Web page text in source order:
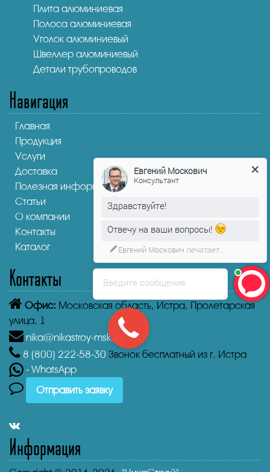
Плита алюминиевая
Полоса алюминиевая
Уголок алюминиевый
Швеллер алюминиевый
Детали трубопроводов
Навигация
Главная
Продукция
Услуги
Доставка
Полезная информация
Статьи
О компании
Контакты
Каталог
Контакты
Офис: Московская область, Истра, Пролетарская
улица, 1
nika@nikastroy-msk.ru
8 (800) 222-58-30 Звонок бесплатный из г. Истра
- WhatsApp
Отправить заявку
Информация
Введите сообщение
Евгений Москович
Консультант
Здравствуйте!
Отвечу на ваши вопросы!
Евгений Москович печатает...